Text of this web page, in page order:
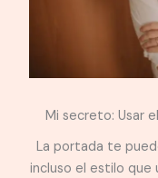
Mi secreto: Usar
La portada te
incluso el estilo que